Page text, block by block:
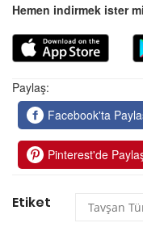
Hemen indirmek ister
Paylaş:
Facebook'ta
Pinterest'de
Etiket Tavşan